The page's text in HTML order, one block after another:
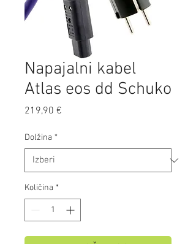
Napajalni kabel
Atlas eos dd Schuko
219,90 €
Dolžina *
Količina *